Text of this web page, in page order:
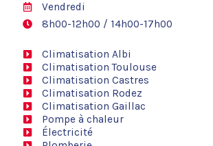
Vendredi
8h00-12h00 / 14h00-17h00
Climatisation Albi
Climatisation Toulouse
Climatisation Castres
Climatisation Rodez
Climatisation Gaillac
Pompe à chaleur
Électricité